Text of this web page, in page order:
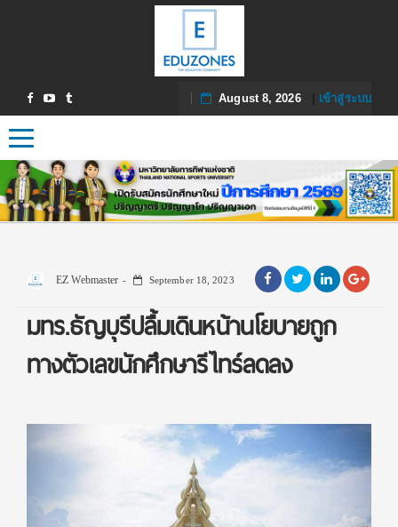
August 8, 2026| เข้าสู่ระบบ
Toggle navigation
EZ Webmaster September 18, 2023
มทร.ธัญบุรีปลื้มเดินหน้านโยบายถูก
ทางตัวเลขนักศึกษารีไทร์ลดลง